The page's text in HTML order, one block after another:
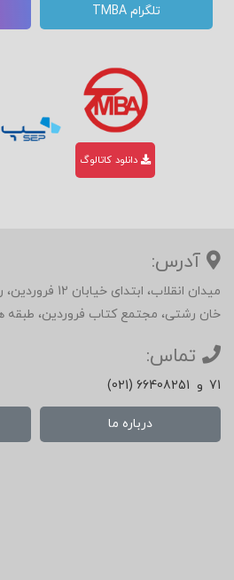
تلگرام TMBA
دانلود کاتالوگ
آدرس:
میدان انقلاب،
خان رشتی، مجتمع کتاب فروردین، طبقه
تماس:
(021) 66408251 و 71
درباره ما